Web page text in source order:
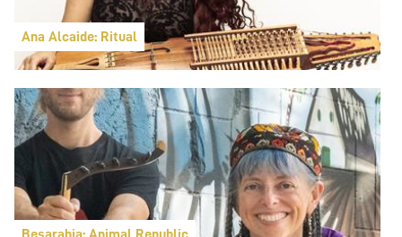
Ana Alcaide: Ritual
Besarabia: Animal Republic